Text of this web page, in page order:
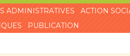
ADMINISTRATIVES ACTION
PUBLICATION